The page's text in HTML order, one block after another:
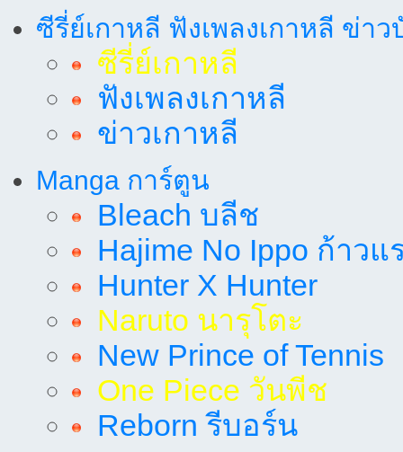
ซีรี่ย์เกาหลี ฟังเพลงเกาหลี ข่าว
ซีรี่ย์เกาหลี
ฟังเพลงเกาหลี
ข่าวเกาหลี
Manga การ์ตูน
Bleach บลีช
Hajime No Ippo ก้าวแ
Hunter X Hunter
Naruto นารุโตะ
New Prince of Tennis
One Piece วันพีช
Reborn รีบอร์น